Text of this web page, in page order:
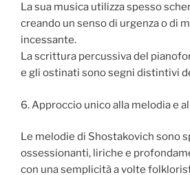
La sua musica utilizza spesso
creando un senso di urgenza o di
incessante.
La scrittura percussiva del
e gli ostinati sono segni distintivi
6. Approccio unico alla melodia e
Le melodie di Shostakovich sono
ossessionanti, liriche e
con una semplicità a volte